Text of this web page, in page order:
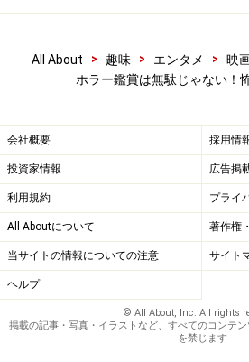
All About > 趣味 > エンタメ > 映
ホラー鑑賞は無駄じゃない！
会社概要 採用情
投資家情報 広告掲
利用規約 プライ
All Aboutについて 著作権
当サイトの情報についての注意 サイト
ヘルプ
© All About, Inc. All rights
掲載の記事・写真・イラストなど、すべてのコンテ
を禁じます